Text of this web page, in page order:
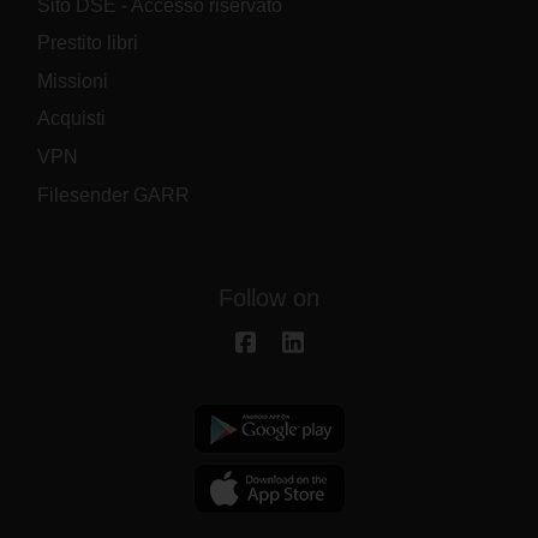
Sito DSE - Accesso riservato
Prestito libri
Missioni
Acquisti
VPN
Filesender GARR
Follow on